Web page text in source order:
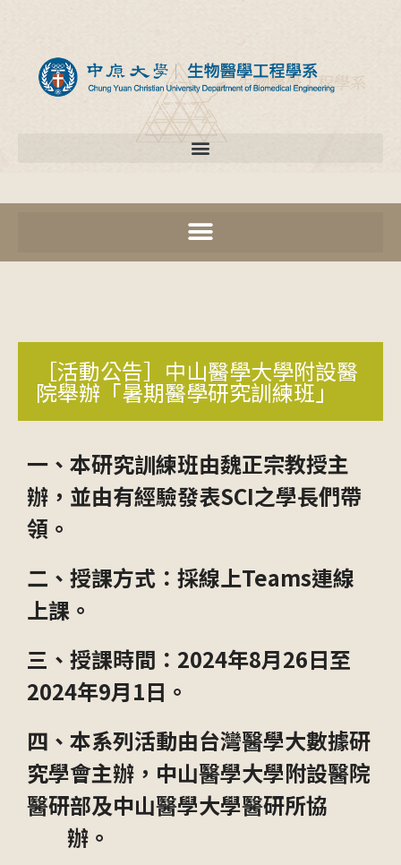
［活動公告］中山醫學大學附設醫
院舉辦「暑期醫學研究訓練班」
一、本研究訓練班由魏正宗教授主
辦，並由有經驗發表SCI之學長們帶
領。
二、授課方式：採線上Teams連線
上課。
三、授課時間：2024年8月26日至
2024年9月1日。
四、本系列活動由台灣醫學大數據研
究學會主辦，中山醫學大學附設醫院
醫研部及中山醫學大學醫研所協
辦。